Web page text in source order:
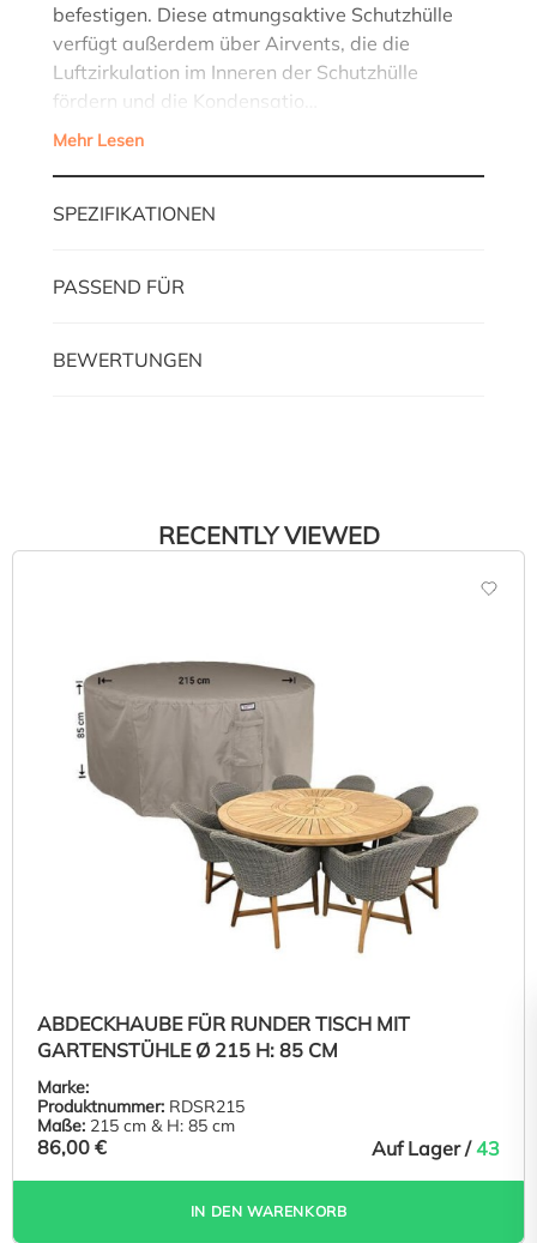
befestigen. Diese atmungsaktive Schutzhülle
verfügt außerdem über Airvents, die die
Luftzirkulation im Inneren der Schutzhülle
fördern und die Kondensatio…
Mehr Lesen
SPEZIFIKATIONEN
PASSEND FÜR
BEWERTUNGEN
RECENTLY VIEWED
ABDECKHAUBE FÜR RUNDER TISCH MIT
GARTENSTÜHLE Ø 215 H: 85 CM
Marke:
Produktnummer: RDSR215
Maße: 215 cm & H: 85 cm
86,00 € Auf Lager /43
IN DEN WARENKORB